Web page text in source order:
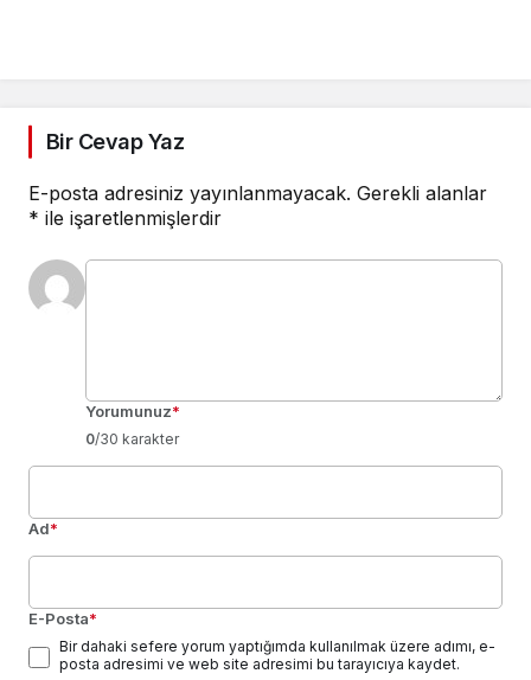
Bir Cevap Yaz
E-posta adresiniz yayınlanmayacak. Gerekli alanlar
* ile işaretlenmişlerdir
Yorumunuz*
0/30 karakter
Ad*
E-Posta*
Bir dahaki sefere yorum yaptığımda kullanılmak üzere adımı, e-
posta adresimi ve web site adresimi bu tarayıcıya kaydet.